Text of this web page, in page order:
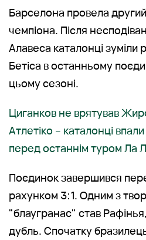
Барселона провела другий
чемпіона. Після
Алавеса каталонці зуміли
Бетіса в останньому
цьому сезоні.
Циганков не врятував
Атлетіко – каталонці
перед останнім туром Ла
Поєдинок завершився
рахунком 3:1. Одним з
"блаугранас" став
дубль. Спочатку